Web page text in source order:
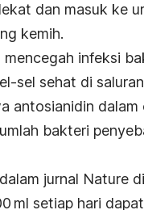
dan masuk ke
kemih.
mencegah infeksi
sel sehat di
antosianidin dalam
bakteri
jurnal Nature
ml setiap hari